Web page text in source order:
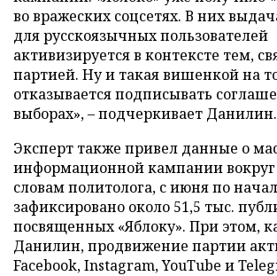
во вражеских соцсетях. В них
для русскоязычных пользователей
активизируется в контексте тем,
партией. Ну и такая вишенкой на
отказывается подписывать
выборах», – подчеркивает Данилин.
Эксперт также привел данные о
информационной кампании
словам политолога, с июня по
зафиксировано около 51,5 тыс.
посвященных «Яблоку». При этом,
Данилин, продвижение партии
Facebook, Instagram, YouTube и